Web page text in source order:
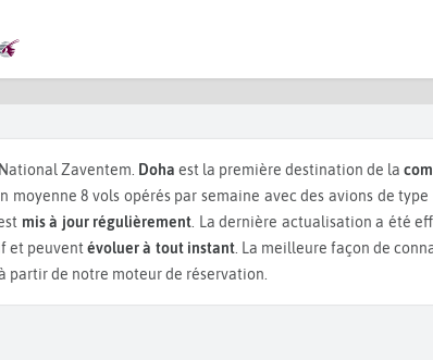
Zaventem. Doha est la première destination de la
8 vols opérés par semaine avec des avions de type
mis à jour régulièrement . La dernière actualisation a été
et peuventévoluer à tout instant. La meilleure façon de
partir de notre moteur de réservation.